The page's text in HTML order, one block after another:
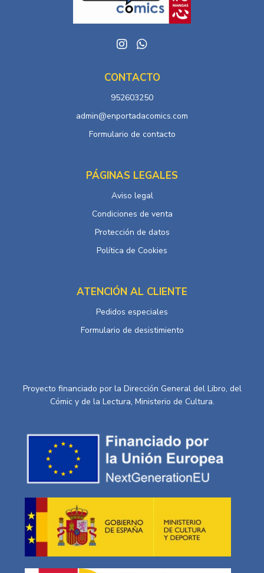
CONTACTO
952603250
admin@enportadacomics.com
Formulario de contacto
PÁGINAS LEGALES
Aviso legal
Condiciones de venta
Protección de datos
Política de Cookies
ATENCIÓN AL CLIENTE
Pedidos especiales
Formulario de desistimiento
Proyecto financiado por la Dirección General del Libro, del
Cómic y de la Lectura, Ministerio de Cultura.